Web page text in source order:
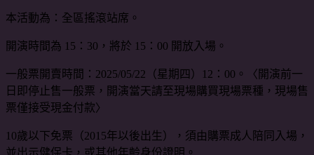
本活動為：全區搖滾站席。
開演時間為 15：30，將於 15：00 開放入場。
一般票開賣時間：2025/05/22（星期四）12：00。〈開演前一
日即停止售一般票，開演當天請至現場購買現場票種，現場售
票僅接受現金付款〉
10歲以下免票（2015年以後出生），須由購票成人陪同入場，
並出示健保卡，或其他年齡身份證明。